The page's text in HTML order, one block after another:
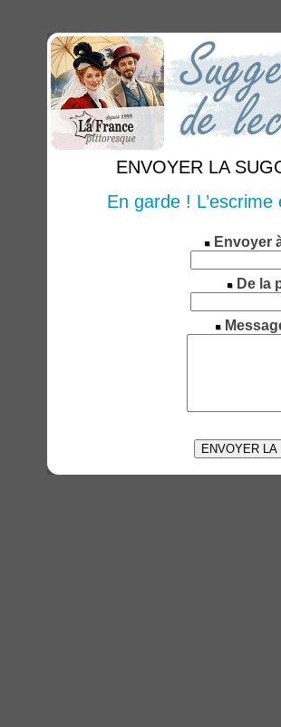
ENVOYER LA
En garde !
Envoyer
De la